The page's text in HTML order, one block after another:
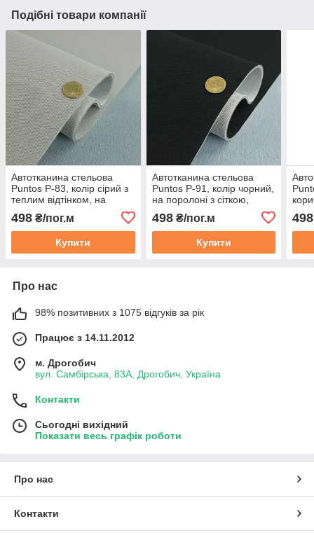
Подібні товари компанії
Автотканина стельова
Puntos P-83, колір сірий з
теплим відтінком, на
поролоні з сіткою, товщ.
4мм, шир. 1.70 м,
Туреччина
498 ₴/пог.м
Купити
Автотканина стельова
Puntos P-91, колір чорний,
на поролоні з сіткою,
товщ. 4мм, шир. 1.70 м,
Туреччина
498₴/пог.м
Купити
498
Про нас
98% позитивних з 1075 відгуків за рік
Працює з 14.11.2012
м. Дрогобич
вул. Самбірська, 83А, Дрогобич, Україна
Контакти
Сьогодні вихідний
Показати весь графік роботи
Про нас
Контакти